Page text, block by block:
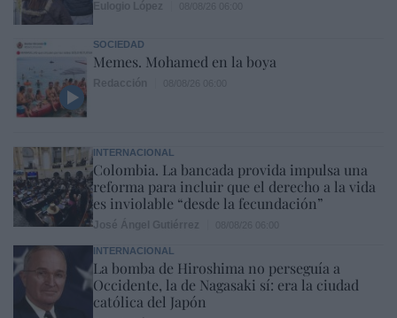
SOCIEDAD
Memes. Mohamed en la boya
INTERNACIONAL
Colombia. La bancada provida impulsa una
reforma para incluir que el derecho a la vida
es inviolable “desde la fecundación”
INTERNACIONAL
La bomba de Hiroshima no perseguía a
Occidente, la de Nagasaki sí: era la ciudad
católica del Japón